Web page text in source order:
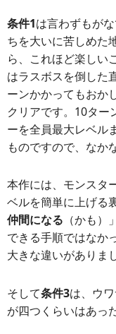
条件1は言わずもが
ちを大いに苦しめた
ら、これほど楽しい
はラスボスを倒した
ーンかかってもおか
クリアです。10ター
ーを全員最大レベル
ものですので、なか
本作には、モンスタ
ベルを簡単に上げる
仲間になる （かも
できる手順ではなか
大きな違いがありま
そして条件3は、ウ
が四つくらいはあっ